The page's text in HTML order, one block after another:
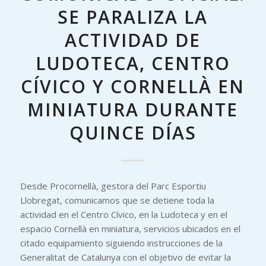
SE PARALIZA LA
ACTIVIDAD DE
LUDOTECA, CENTRO
CÍVICO Y CORNELLÀ EN
MINIATURA DURANTE
QUINCE DÍAS
Desde Procornellà, gestora del Parc Esportiu
Llobregat, comunicamos que se detiene toda la
actividad en el Centro Cívico, en la Ludoteca y en el
espacio Cornellà en miniatura, servicios ubicados en el
citado equipamiento siguiendo instrucciones de la
Generalitat de Catalunya con el objetivo de evitar la